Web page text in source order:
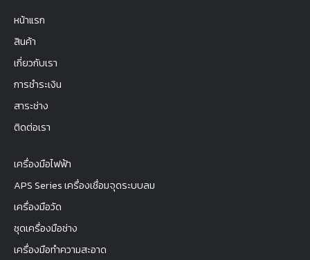
หน้าแรก
สินค้า
เกี่ยวกับเรา
การชำระเงิน
สาระช่าง
ติดต่อเรา
เครื่องมือไฟฟ้า
APS Series เครื่องเชื่อมจุดระบบลม
เครื่องมือวัด
ชุดเครื่องมือช่าง
เครื่องมือทำความสะอาด